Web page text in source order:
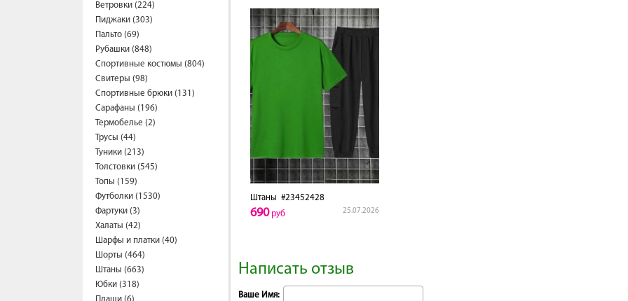
Ветровки (224)
Пиджаки (303)
Пальто (69)
Рубашки (848)
Спортивные костюмы (804)
Свитеры (98)
Спортивные брюки (131)
Сарафаны (196)
Термобелье (2)
Трусы (44)
Туники (213)
Толстовки (545)
Топы (159)
Футболки (1530)
Фартуки (3)
Халаты (42)
Шарфы и платки (40)
Шорты (464)
Штаны (663)
Юбки (318)
Штаны #23452428
25.07.2026
690руб
Написать отзыв
Ваше Имя: